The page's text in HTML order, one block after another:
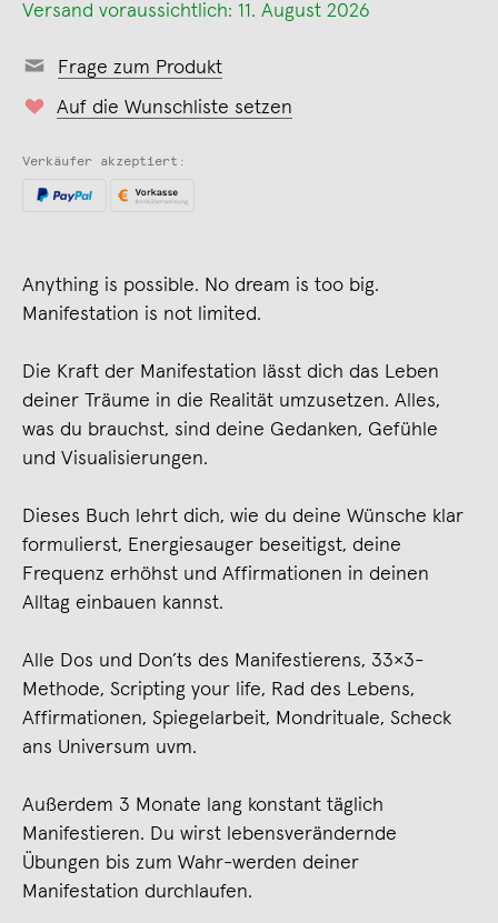
Versand voraussichtlich: 11. August 2026
Frage zum Produkt
Auf die Wunschliste setzen
Verkäufer akzeptiert:
Anything is possible. No dream is too big.
Manifestation is not limited.
Die Kraft der Manifestation lässt dich das Leben
deiner Träume in die Realität umzusetzen. Alles,
was du brauchst, sind deine Gedanken, Gefühle
und Visualisierungen.
Dieses Buch lehrt dich, wie du deine Wünsche klar
formulierst, Energiesauger beseitigst, deine
Frequenz erhöhst und Affirmationen in deinen
Alltag einbauen kannst.
Alle Dos und Don’ts des Manifestierens, 33×3-
Methode, Scripting your life, Rad des Lebens,
Affirmationen, Spiegelarbeit, Mondrituale, Scheck
ans Universum uvm.
Außerdem 3 Monate lang konstant täglich
Manifestieren. Du wirst lebensverändernde
Übungen bis zum Wahr-werden deiner
Manifestation durchlaufen.